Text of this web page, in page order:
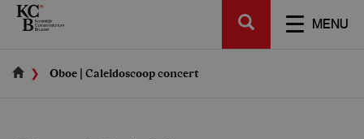
Skip
MENU
SEARCH
Oboe | Caleidoscoop concert